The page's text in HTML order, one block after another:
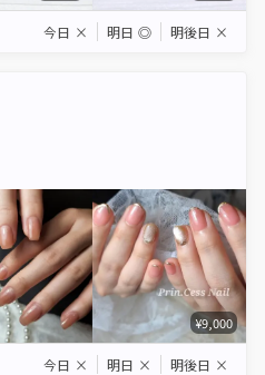
今日 × 明日 ◎ 明後日 ×
¥9,000
今日 × 明日 × 明後日 ×